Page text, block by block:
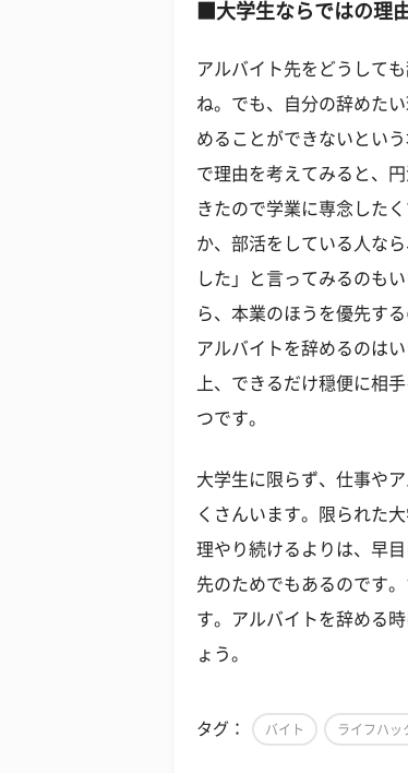
■大学生ならではの理
アルバイト先をどうして
ね。でも、自分の辞めた
めることができないとい
で理由を考えてみると、
きたので学業に専念した
か、部活をしている人な
した」と言ってみるのも
ら、本業のほうを優先す
アルバイトを辞めるのは
上、できるだけ穏便に相
つです。
大学生に限らず、仕事や
くさんいます。限られた
理やり続けるよりは、早
先のためでもあるのです
す。アルバイトを辞める
ょう。
タグ： バイト ライフハッ